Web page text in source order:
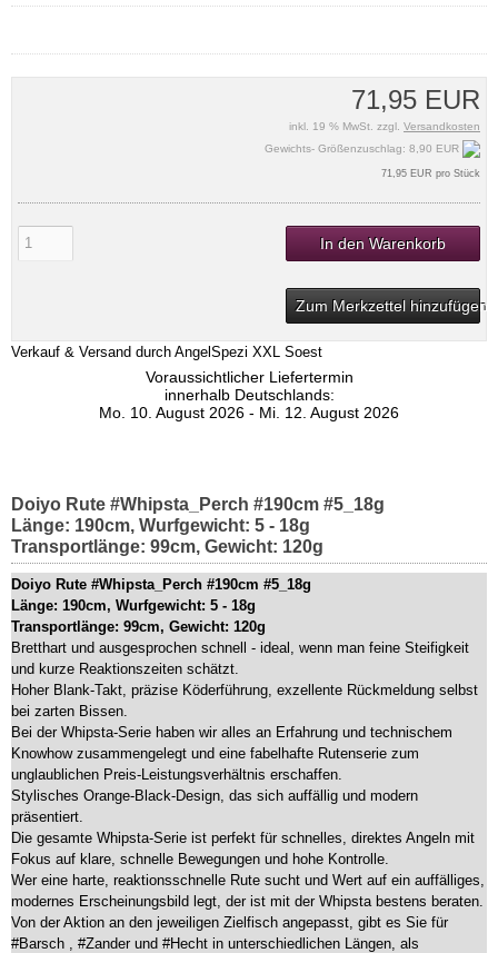
71,95 EUR
inkl. 19 % MwSt. zzgl. Versandkosten
Gewichts- Größenzuschlag: 8,90 EUR
71,95 EUR pro Stück
In den Warenkorb
Zum Merkzettel hinzufügen
Verkauf & Versand durch AngelSpezi XXL Soest
Voraussichtlicher Liefertermin
innerhalb Deutschlands:
Mo. 10. August 2026 - Mi. 12. August 2026
Doiyo Rute #Whipsta_Perch #190cm #5_18g
Länge: 190cm, Wurfgewicht: 5 - 18g
Transportlänge: 99cm, Gewicht: 120g
Doiyo Rute #Whipsta_Perch #190cm #5_18g
Länge: 190cm, Wurfgewicht: 5 - 18g
Transportlänge: 99cm, Gewicht: 120g
Bretthart und ausgesprochen schnell - ideal, wenn man feine Steifigkeit
und kurze Reaktionszeiten schätzt.
Hoher Blank-Takt, präzise Köderführung, exzellente Rückmeldung selbst
bei zarten Bissen.
Bei der Whipsta-Serie haben wir alles an Erfahrung und technischem
Knowhow zusammengelegt und eine fabelhafte Rutenserie zum
unglaublichen Preis-Leistungsverhältnis erschaffen.
Stylisches Orange-Black-Design, das sich auffällig und modern
präsentiert.
Die gesamte Whipsta-Serie ist perfekt für schnelles, direktes Angeln mit
Fokus auf klare, schnelle Bewegungen und hohe Kontrolle.
Wer eine harte, reaktionsschnelle Rute sucht und Wert auf ein auffälliges,
modernes Erscheinungsbild legt, der ist mit der Whipsta bestens beraten.
Von der Aktion an den jeweiligen Zielfisch angepasst, gibt es Sie für
#Barsch , #Zander und #Hecht in unterschiedlichen Längen, als